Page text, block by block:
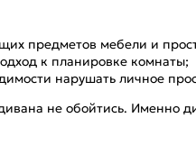
предметов мебели и
к планировке комнаты;
нарушать личное
не обойтись. Именно